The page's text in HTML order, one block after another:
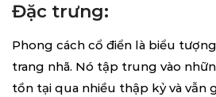
Đặc trưng:
Phong cách cổ điển là biểu
trang nhã. Nó tập trung vào
tồn tại qua nhiều thập kỷ và vẫn